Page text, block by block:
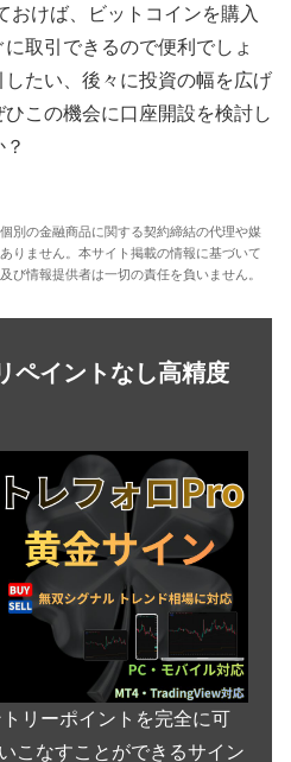
おけば、ビットコインを購入
取引できるので便利でしょ
たい、後々に投資の幅を広げ
この機会に口座開設を検討し
別の金融商品に関する契約締結の代理や媒
りません。本サイト掲載の情報に基づいて
び情報提供者は一切の責任を負いません。
ペイントなし高精度
リーポイントを完全に可
こなすことができるサイン